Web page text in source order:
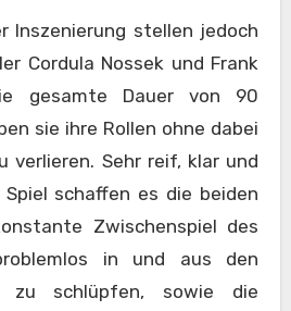
Inszenierung stellen jedoch
Cordula Nossek und Frank
gesamte Dauer von 90
sie ihre Rollen ohne dabei
verlieren. Sehr reif, klar und
schaffen es die beiden
Zwischenspiel des
in und aus den
zu schlüpfen, sowie die